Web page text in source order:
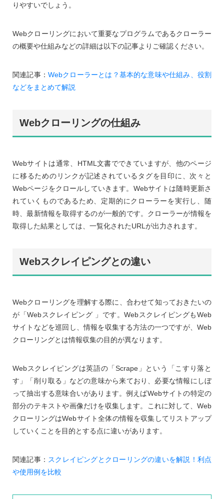
りやすいでしょう。
Webクローリングにおいて重要なプログラムであるクローラー
の概要や仕組みなどの詳細は以下の記事よりご確認ください。
関連記事： Webクローラーとは？基本的な意味や仕組み、役割
などをまとめて解説
Webクローリングの仕組み
Webサイトは通常、HTML文書でできていますが、他のページ
に移るためのリンクが記述されているタグを目印に、次々と
Webページをクロールしていきます。Webサイトは随時更新さ
れていくものであるため、定期的にクローラーを実行し、随
時、最新情報を取得するのが一般的です。クローラーが情報を
取得した結果としては、一覧化されたURLが出力されます。
Webスクレイピングとの違い
Webクローリングを理解する際に、合わせて知っておきたいの
が「Webスクレイピング 」です。WebスクレイピングもWeb
サイトなどを巡回し、情報を収集する方法の一つですが、Web
クローリングとは情報収集の目的が異なります。
Webスクレイピングは英語の「Scrape」という「こすり落と
す」「削り取る」などの意味から来ており、必要な情報にしぼ
って抽出する意味合いがあります。例えばWebサイトの特定の
部分のテキストや画像だけを収集します。これに対して、Web
クローリングはWebサイト全体の情報を収集してリストアップ
していくことを目的とする点に違いがあります。
関連記事： スクレイピングとクローリングの違いを解説！利点
や使用例を比較